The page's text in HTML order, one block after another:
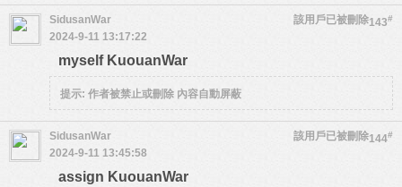
143#
SidusanWar
該用戶已被刪除
2024-9-11 13:17:22
myself KuouanWar
提示: 作者被禁止或刪除 內容自動屏蔽
144#
SidusanWar
該用戶已被刪除
2024-9-11 13:45:58
assign KuouanWar